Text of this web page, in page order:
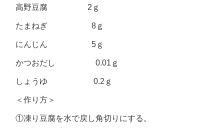
高野豆腐 2ｇ
たまねぎ 8ｇ
にんじん 5ｇ
かつおだし 0.01ｇ
しょうゆ 0.2ｇ
＜作り方＞
①凍り豆腐を水で戻し角切りにする。